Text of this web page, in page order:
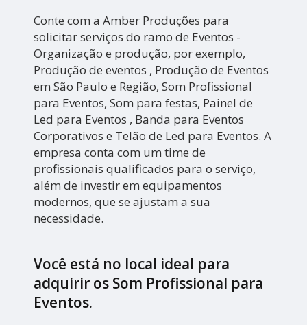
Conte com a Amber Produções para
solicitar serviços do ramo de Eventos -
Organização e produção, por exemplo,
Produção de eventos , Produção de Eventos
em São Paulo e Região, Som Profissional
para Eventos, Som para festas, Painel de
Led para Eventos , Banda para Eventos
Corporativos e Telão de Led para Eventos. A
empresa conta com um time de
profissionais qualificados para o serviço,
além de investir em equipamentos
modernos, que se ajustam a sua
necessidade.
Você está no local ideal para
adquirir os Som Profissional para
Eventos.